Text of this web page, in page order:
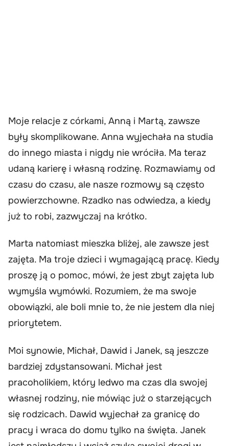
Moje relacje z córkami, Anną i Martą, zawsze
były skomplikowane. Anna wyjechała na studia
do innego miasta i nigdy nie wróciła. Ma teraz
udaną karierę i własną rodzinę. Rozmawiamy od
czasu do czasu, ale nasze rozmowy są często
powierzchowne. Rzadko nas odwiedza, a kiedy
już to robi, zazwyczaj na krótko.
Marta natomiast mieszka bliżej, ale zawsze jest
zajęta. Ma troje dzieci i wymagającą pracę. Kiedy
proszę ją o pomoc, mówi, że jest zbyt zajęta lub
wymyśla wymówki. Rozumiem, że ma swoje
obowiązki, ale boli mnie to, że nie jestem dla niej
priorytetem.
Moi synowie, Michał, Dawid i Janek, są jeszcze
bardziej zdystansowani. Michał jest
pracoholikiem, który ledwo ma czas dla swojej
własnej rodziny, nie mówiąc już o starzejących
się rodzicach. Dawid wyjechał za granicę do
pracy i wraca do domu tylko na święta. Janek